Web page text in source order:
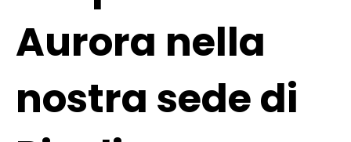
Aurora nella
nostra sede di